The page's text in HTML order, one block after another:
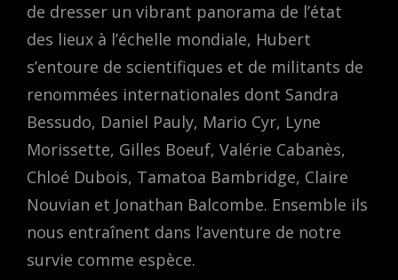
de dresser un vibrant panorama de l’état
des lieux à l’échelle mondiale, Hubert
s’entoure de scientifiques et de militants de
renommées internationales dont Sandra
Bessudo, Daniel Pauly, Mario Cyr, Lyne
Morissette, Gilles Boeuf, Valérie Cabanès,
Chloé Dubois, Tamatoa Bambridge, Claire
Nouvian et Jonathan Balcombe. Ensemble ils
nous entraînent dans l’aventure de notre
survie comme espèce.